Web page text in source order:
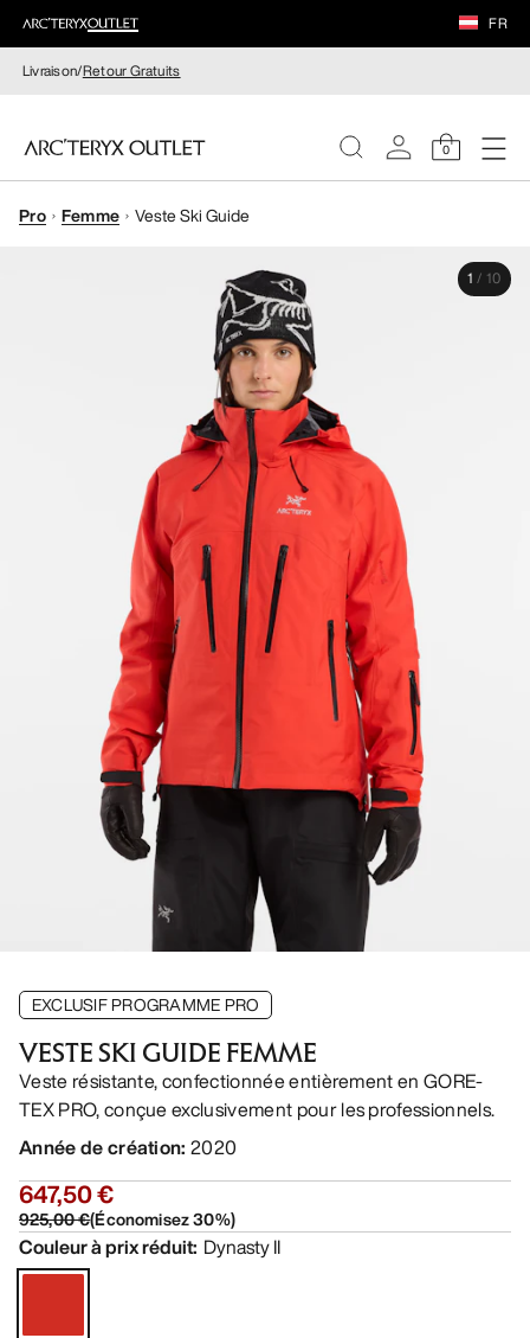
FR
Livraison/Retour Gratuits
0
FEMME
Pro Femme Veste Ski Guide
1 / 10
EXCLUSIF PROGRAMME PRO
VESTE SKI GUIDE FEMME
Veste résistante, confectionnée entièrement en GORE-
TEX PRO, conçue exclusivement pour les professionnels.
Année de création: 2020
647,50 €
925,00 €(Économisez30%)
Couleur à prix réduit: Dynasty II